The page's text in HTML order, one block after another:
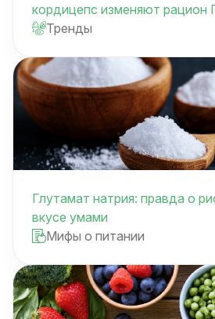
кордицепс изменяют рацион
Тренды
Глутамат натрия: правда о
вкусе умами
Мифы о питании